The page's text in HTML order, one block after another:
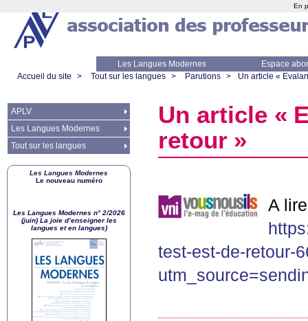
Les Langues Modernes
Espace
Accueil du site
> Tout sur les langues > Parutions > Un article «
Un article «
retour »
A
test-est-de-retour-
APLV
Les Langues Modernes
Tout sur les langues
Les Langues Modernes
Le nouveau numéro
Les Langues Modernes n° 2/2026
(juin) La joie d’enseigner les
langues et en langues)
En